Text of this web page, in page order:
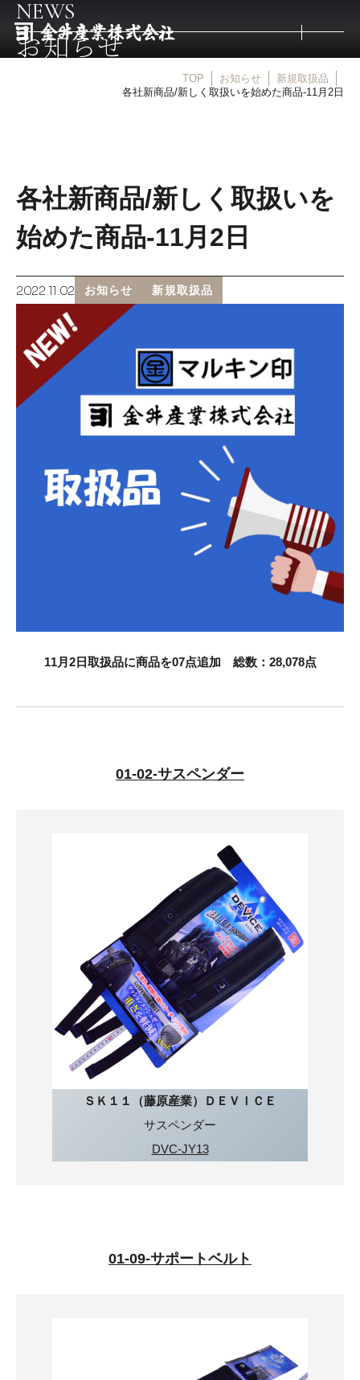
取扱メーカー
金井産業の強み
マルキン印
庖斬巴
お知らせ
NEWS
お知らせ
TOP お知らせ
新規取扱品
各社新商品/新しく取扱いを始めた商品-11月2日
各社新商品/新しく取扱いを
始めた商品-11月2日
2022.11.02 お知らせ 新規取扱品
11月2日取扱品に商品を07点追加 総数：28,078点
01-02-サスペンダー
ＳＫ１１（藤原産業）ＤＥＶＩＣＥ
サスペンダー
DVC-JY13
01-09-サポートベルト